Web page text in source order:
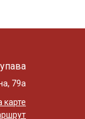
79а
карте